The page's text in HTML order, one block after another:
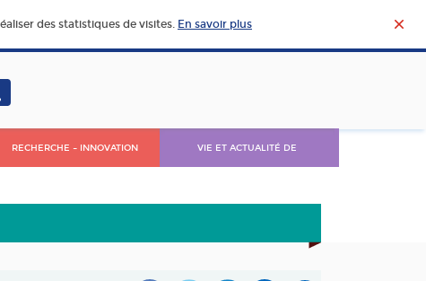
des statistiques de visites. En savoir plus
RECHERCHE – INNOVATION VIE ET ACTUALITÉ DE